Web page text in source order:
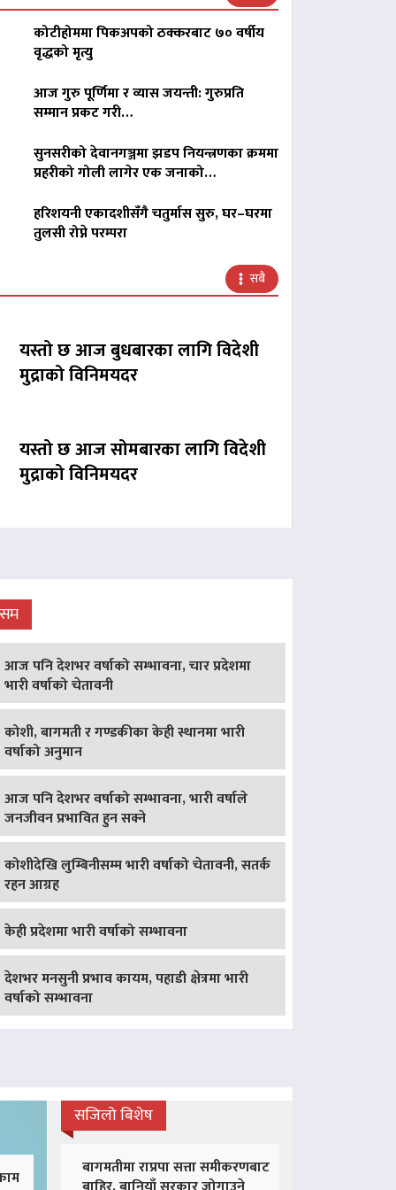
कोटीहोममा पिकअपको ठक्करबाट ७० वर्षीय
वृद्धको मृत्यु
आज गुरु पूर्णिमा र व्यास जयन्ती: गुरुप्रति
सम्मान प्रकट गरी…
सुनसरीको देवानगञ्जमा झडप नियन्त्रणका क्रममा
प्रहरीको गोली लागेर एक जनाको…
हरिशयनी एकादशीसँगै चतुर्मास सुरु, घर–घरमा
तुलसी रोप्ने परम्परा
सबै
यस्तो छ आज बुधबारका लागि विदेशी
मुद्राको विनिमयदर
यस्तो छ आज सोमबारका लागि विदेशी
मुद्राको विनिमयदर
आज पनि देशभर वर्षाको सम्भावना, चार प्रदेशमा
भारी वर्षाको चेतावनी
कोशी, बागमती र गण्डकीका केही स्थानमा भारी
वर्षाको अनुमान
आज पनि देशभर वर्षाको सम्भावना, भारी वर्षाले
जनजीवन प्रभावित हुन सक्ने
कोशीदेखि लुम्बिनीसम्म भारी वर्षाको चेतावनी, सतर्क
रहन आग्रह
केही प्रदेशमा भारी वर्षाको सम्भावना
देशभर मनसुनी प्रभाव कायम, पहाडी क्षेत्रमा भारी
वर्षाको सम्भावना
सजिलो बिशेष
बागमतीमा राप्रपा सत्ता समीकरणबाट